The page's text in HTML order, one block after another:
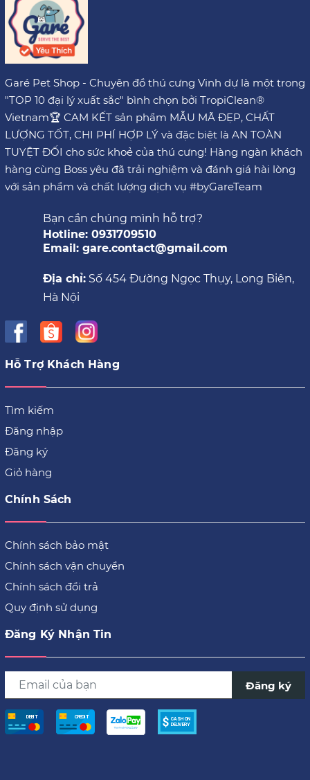
Garé Pet Shop - Chuyên đồ thú cưng Vinh dự là một trong
"TOP 10 đại lý xuất sắc" bình chọn bởi TropiClean®
Vietnam🏆 CAM KẾT sản phẩm MẪU MÃ ĐẸP, CHẤT
LƯỢNG TỐT, CHI PHÍ HỢP LÝ và đặc biệt là AN TOÀN
TUYỆT ĐỐI cho sức khoẻ của thú cưng! Hàng ngàn khách
hàng cùng Boss yêu đã trải nghiệm và đánh giá hài lòng
với sản phẩm và chất lượng dịch vụ #byGareTeam
Bạn cần chúng mình hỗ trợ?
Hotline: 0931709510
Email: gare.contact@gmail.com
Địa chỉ: Số 454 Đường Ngọc Thụy, Long Biên,
Hà Nội
Hỗ Trợ Khách Hàng
Tìm kiếm
Đăng nhập
Đăng ký
Giỏ hàng
Chính Sách
Chính sách bảo mật
Chính sách vận chuyển
Chính sách đổi trả
Quy định sử dụng
Đăng Ký Nhận Tin
Đăng ký